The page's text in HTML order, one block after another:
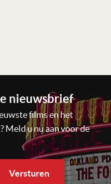
nieuwsbrief
films en het
Meld u nu aan voor de